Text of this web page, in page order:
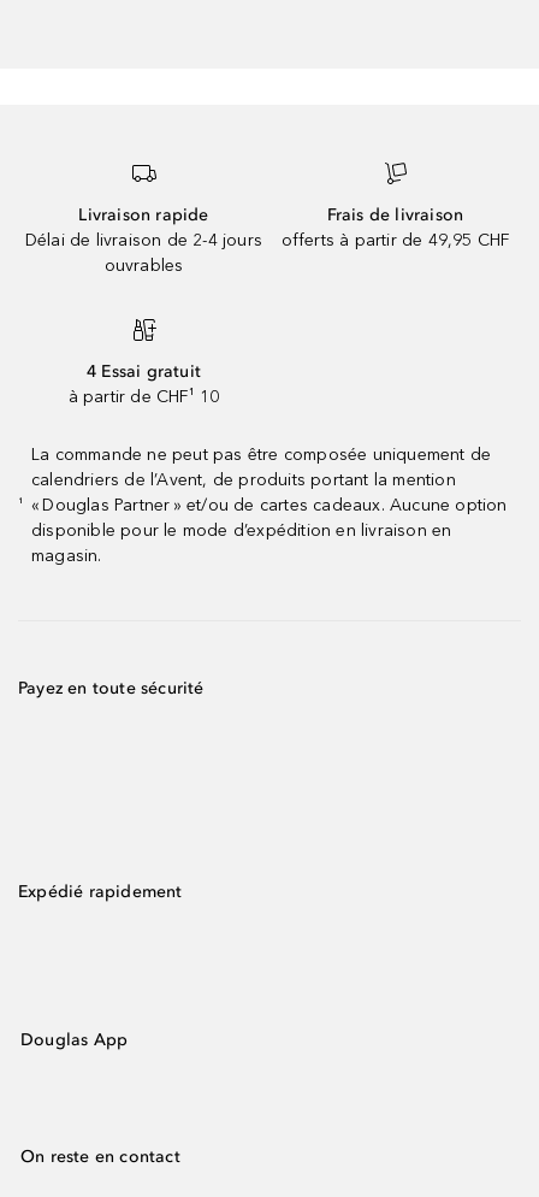
Livraison rapide
Délai de livraison de 2-4 jours
ouvrables
Frais de livraison
offerts à partir de 49,95 CHF
4 Essai gratuit
à partir de CHF¹ 10
¹
La commande ne peut pas être composée uniquement de
calendriers de l’Avent, de produits portant la mention
« Douglas Partner » et/ou de cartes cadeaux. Aucune option
disponible pour le mode d’expédition en livraison en
magasin.
Payez en toute sécurité
Expédié rapidement
Douglas App
On reste en contact